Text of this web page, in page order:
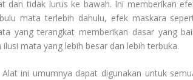
dan tidak lurus ke bawah. Ini memberikan
mata terlebih dahulu, efek maskara
yang terangkat memberikan dasar yang
mata yang lebih besar dan lebih terbuka.
ini umumnya dapat digunakan untuk